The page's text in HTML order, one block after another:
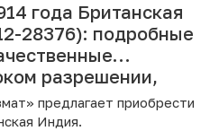
года Британская
28376): подробные
разрешении,
предлагает приобрести
Индия.